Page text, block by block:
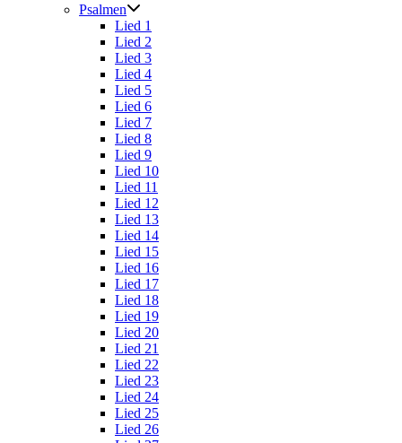
Psalmen
Lied 1
Lied 2
Lied 3
Lied 4
Lied 5
Lied 6
Lied 7
Lied 8
Lied 9
Lied 10
Lied 11
Lied 12
Lied 13
Lied 14
Lied 15
Lied 16
Lied 17
Lied 18
Lied 19
Lied 20
Lied 21
Lied 22
Lied 23
Lied 24
Lied 25
Lied 26